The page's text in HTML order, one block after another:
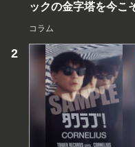
ックの金字塔を今こ
コラム